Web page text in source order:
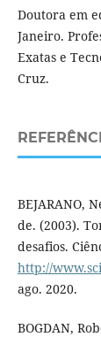
Doutora em
Janeiro.
Exatas e
Cruz.
BEJARANO,
de. (2003).
desafios.
http://
ago. 2020.
BOGDAN,